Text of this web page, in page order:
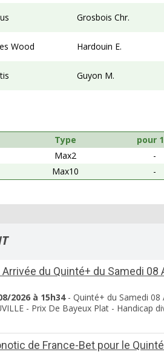
Grosbois Chr.
Wood Hardouin E.
Guyon M.
Type pour
Max2 -
Max10 -
Arrivée du Quinté+ du Samedi 08
2026 à 15h34- Quinté+ du Samedi 08
- Prix De Bayeux Plat - Handicap
de France-Bet pour le